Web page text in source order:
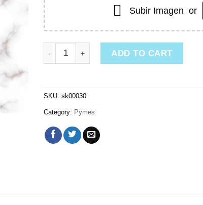
Subir Imagen or
Sticker de Envío quantity
ADD TO CART
SKU: sk00030
Category: Pymes